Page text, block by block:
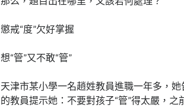
懲戒“度”欠好掌握
想“管”又不敢“管”
天津市某小學一名趙姓教員進職一年多，
的教員提示她：不要對孩子“管”得太嚴，